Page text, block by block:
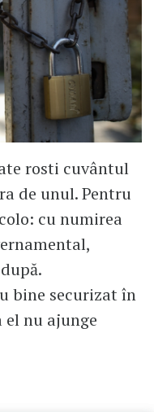
rosti cuvântul
de unul. Pentru
cu numirea
bine securizat în
nu ajunge